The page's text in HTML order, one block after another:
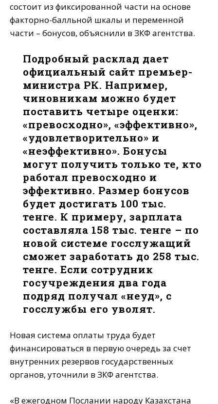
состоит из фиксированной части на основе
факторно-балльной шкалы и переменной
части – бонусов, объяснили в ЗКФ агентства.
Подробный расклад дает
официальный сайт премьер-
министра РК. Например,
чиновникам можно будет
поставить четыре оценки:
«превосходно», «эффективно»,
«удовлетворительно» и
«неэффективно». Бонусы
могут получить только те, кто
работал превосходно и
эффективно. Размер бонусов
будет достигать 100 тыс.
тенге. К примеру, зарплата
составляла 158 тыс. тенге – по
новой системе госслужащий
сможет заработать до 258 тыс.
тенге. Если сотрудник
госучреждения два года
подряд получал «неуд», с
госслужбы его уволят.
Новая система оплаты труда будет
финансироваться в первую очередь за счет
внутренних резервов государственных
органов, уточнили в ЗКФ агентства.
«В ежегодном Послании народу Казахстана